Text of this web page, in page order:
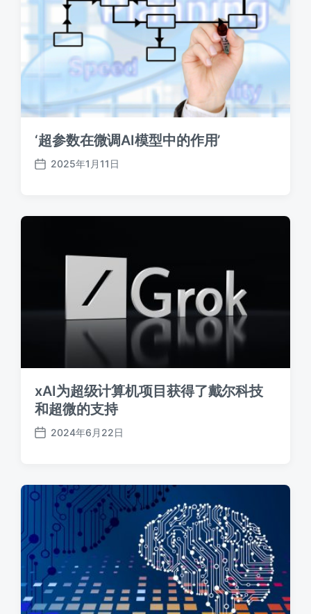
‘超参数在微调AI模型中的作用’
发
期
2025年1月11日
xAI为超级计算机项目获得了戴尔科技
和超微的支持
发
期
2024年6月22日